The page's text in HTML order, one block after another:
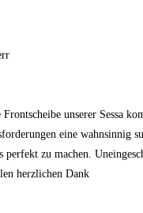
unserer Sessa
eine wahnsinnig
perfekt zu machen.
herzlichen Dank